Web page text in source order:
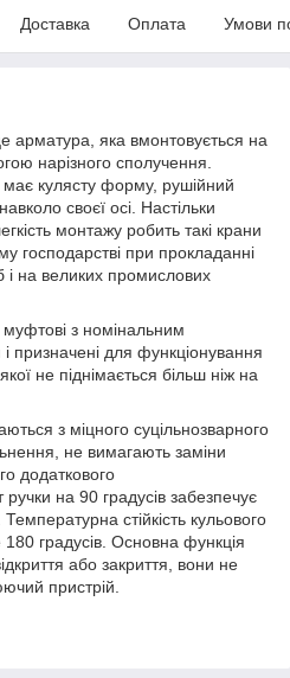
Доставка Оплата Умови
арматура, яка вмонтовується на
нарізного сполучення.
має кулясту форму, рушійний
своєї осі. Настільки
монтажу робить такі крани
господарстві при прокладанні
і на великих промислових
муфтові з номінальним
призначені для функціонування
не піднімається більш ніж на
з міцного суцільнозварного
не вимагають заміни
додаткового
на 90 градусів забезпечує
стійкість кульового
градусів. Основна функція
або закриття, вони не
пристрій.